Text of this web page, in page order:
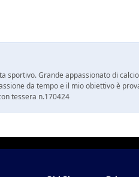
Grande appassionato di
da tempo e il mio obiettivo è
tessera n.170424